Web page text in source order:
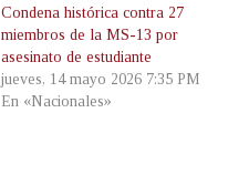
Condena histórica contra 27
miembros de la MS-13 por
asesinato de estudiante
jueves, 14 mayo 2026 7:35 PM
En «Nacionales»